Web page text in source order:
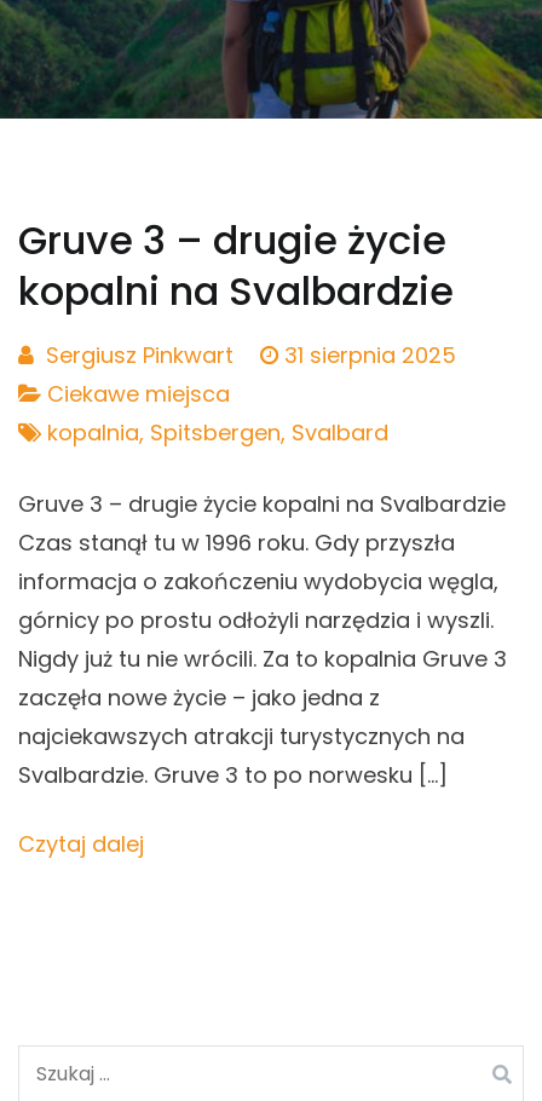
Gruve 3 – drugie życie
kopalni na Svalbardzie
Sergiusz Pinkwart
31 sierpnia 2025
Ciekawe miejsca
kopalnia, Spitsbergen, Svalbard
Gruve 3 – drugie życie kopalni na Svalbardzie
Czas stanął tu w 1996 roku. Gdy przyszła
informacja o zakończeniu wydobycia węgla,
górnicy po prostu odłożyli narzędzia i wyszli.
Nigdy już tu nie wrócili. Za to kopalnia Gruve 3
zaczęła nowe życie – jako jedna z
najciekawszych atrakcji turystycznych na
Svalbardzie. Gruve 3 to po norwesku […]
Czytaj dalej